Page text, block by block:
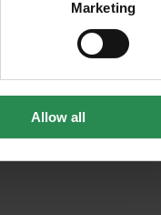
Marketing
Allow all